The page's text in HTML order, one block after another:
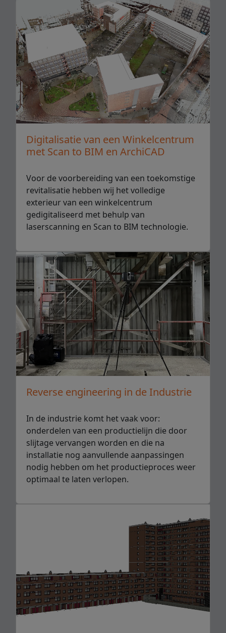
Digitalisatie van een Winkelcentrum
met Scan to BIM en ArchiCAD
Voor de voorbereiding van een toekomstige
revitalisatie hebben wij het volledige
exterieur van een winkelcentrum
gedigitaliseerd met behulp van
laserscanning en Scan to BIM technologie.
Reverse engineering in de Industrie
In de industrie komt het vaak voor:
onderdelen van een productielijn die door
slijtage vervangen worden en die na
installatie nog aanvullende aanpassingen
nodig hebben om het productieproces weer
optimaal te laten verlopen.